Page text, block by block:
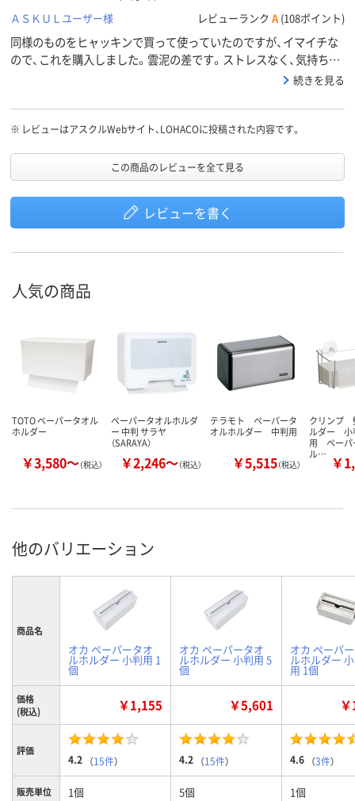
ＡＳＫＵＬユーザー様
レビューランク A (108ポイント)
同様のものをヒャッキンで買って使っていたのですが、イマイチな
ので、これを購入しました。雲泥の差です。ストレスなく、気持ちよ
続きを見る
※ レビューはアスクルWebサイト、LOHACOに投稿された内容です。
この商品のレビューを全て見る
レビューを書く
人気の商品
TOTO ペーパータオル
ホルダー
￥3,580～（税込）
ペーパータオルホルダ
ー 中判 サラヤ
（SARAYA）
￥2,246～（税込）
テラモト ペーパータ
オルホルダー 中判用
￥5,515（税込）
クリンプ
ルダー 小
用 ペーパ
ル… ￥
他のバリエーション
商品名
オカ ペーパータオ
ルホルダー 小判用 1
個
オカ ペーパータオ
ルホルダー 小判用 5
個
オカ ペーパ
ルホルダー
用 1個
価格
(税込)
￥1,155 ￥5,601
評価
4.2 （15件） 4.2 （15件） 4.6 （3件）
販売単位 1個 5個 1個